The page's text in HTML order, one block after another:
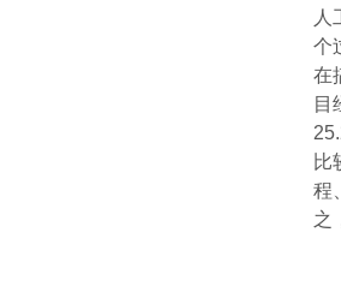
人
个
在
目
比
程
之
3